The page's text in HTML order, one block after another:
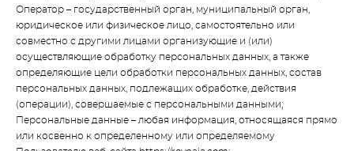
Оператор – государственный орган, муниципальный орган,
юридическое или физическое лицо, самостоятельно или
совместно с другими лицами организующие и (или)
осуществляющие обработку персональных данных, а также
определяющие цели обработки персональных данных, состав
персональных данных, подлежащих обработке, действия
(операции), совершаемые с персональными данными;
Персональные данные – любая информация, относящаяся прямо
или косвенно к определенному или определяемому